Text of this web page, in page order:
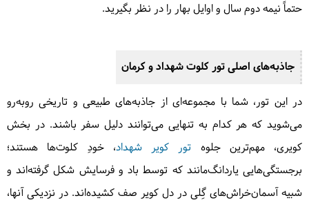
حتماً نیمه دوم سال و اوایل بهار را در نظر بگیرید.
جاذبه‌های اصلی تور کلوت شهداد و کرمان
در این تور، شما با مجموعه‌ای از جاذبه‌های طبیعی و تاریخی روبه‌رو
می‌شوید که هر کدام به تنهایی می‌توانند دلیل سفر باشند. در بخش
کویری، مهم‌ترین جلوه تور کویر شهداد، خودِ کلوت‌ها هستند؛
برجستگی‌هایی یاردانگ‌مانند که توسط باد و فرسایش شکل گرفته‌اند و
شبیه آسمان‌خراش‌های گِلی در دل کویر صف کشیده‌اند. در نزدیکی آنها،